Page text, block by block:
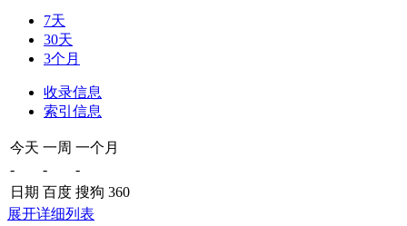
7天
30天
3个月
收录信息
索引信息
今天 一周 一个月
-
-
-
日期 百度 搜狗 360
展开详细列表